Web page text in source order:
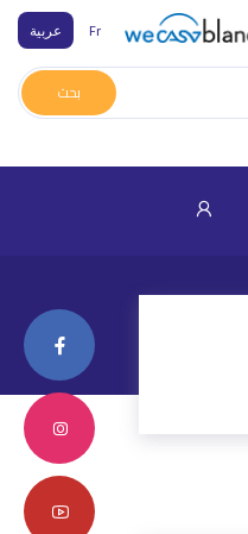
Fr عربية
بحث